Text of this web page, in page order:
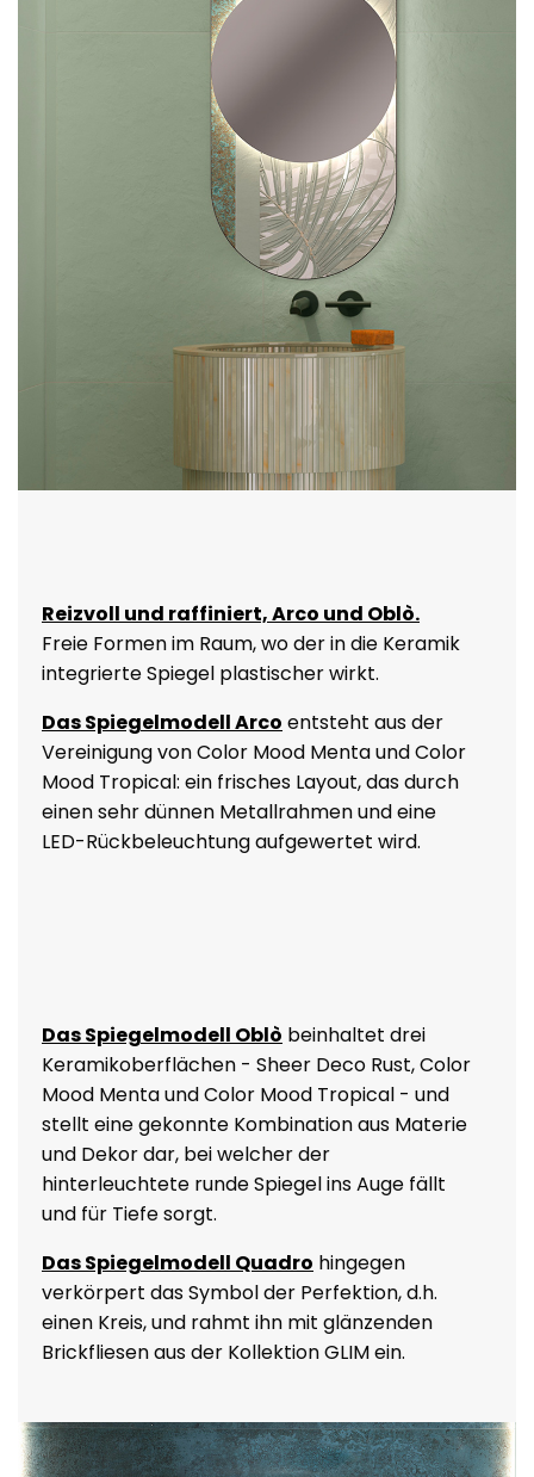
Reizvoll und raffiniert, Arco und Oblò.
Freie Formen im Raum, wo der in die Keramik
integrierte Spiegel plastischer wirkt.
Das Spiegelmodell Arco entsteht aus der
Vereinigung von Color Mood Menta und Color
Mood Tropical: ein frisches Layout, das durch
einen sehr dünnen Metallrahmen und eine
LED-Rückbeleuchtung aufgewertet wird.
Das Spiegelmodell Oblò beinhaltet drei
Keramikoberflächen - Sheer Deco Rust, Color
Mood Menta und Color Mood Tropical - und
stellt eine gekonnte Kombination aus Materie
und Dekor dar, bei welcher der
hinterleuchtete runde Spiegel ins Auge fällt
und für Tiefe sorgt.
Das Spiegelmodell Quadro hingegen
verkörpert das Symbol der Perfektion, d.h.
einen Kreis, und rahmt ihn mit glänzenden
Brickfliesen aus der Kollektion GLIM ein.